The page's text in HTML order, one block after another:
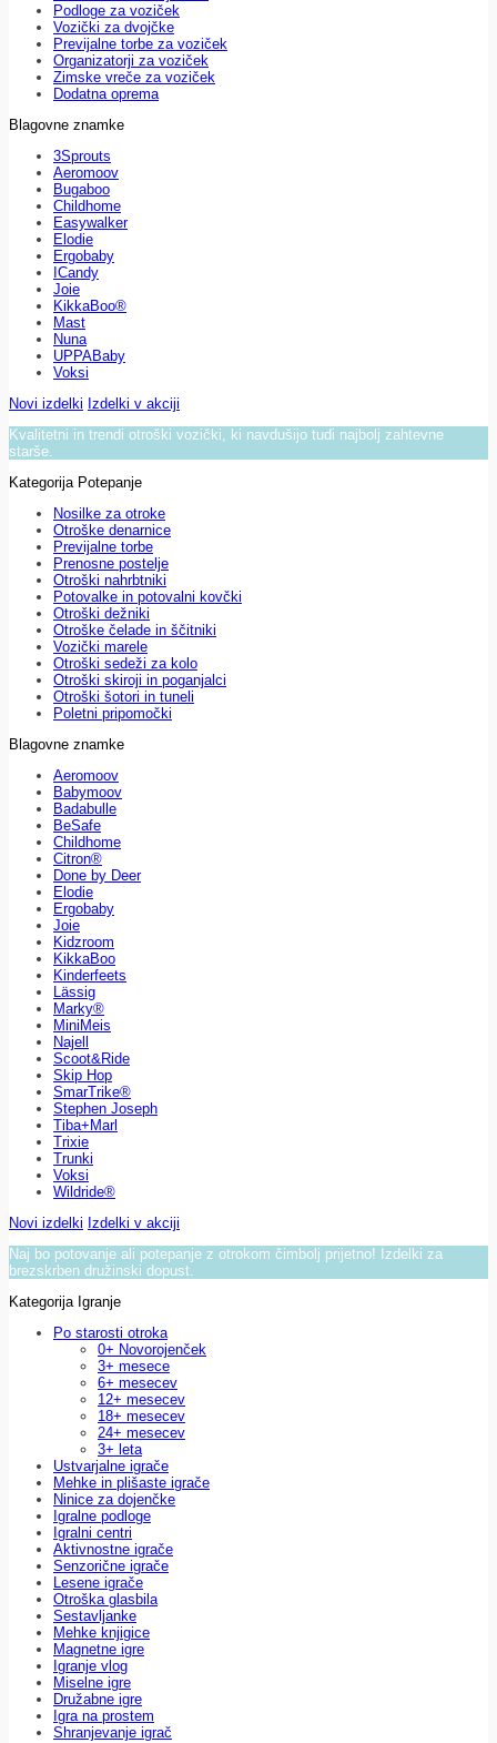
Podloge za voziček
Vozički za dvojčke
Previjalne torbe za voziček
Organizatorji za voziček
Zimske vreče za voziček
Dodatna oprema
Blagovne znamke
3Sprouts
Aeromoov
Bugaboo
Childhome
Easywalker
Elodie
Ergobaby
ICandy
Joie
KikkaBoo®
Mast
Nuna
UPPABaby
Voksi
Novi izdelki Izdelki v akciji
Kvalitetni in trendi otroški vozički, ki navdušijo tudi najbolj zahtevne
starše.
Kategorija Potepanje
Nosilke za otroke
Otroške denarnice
Previjalne torbe
Prenosne postelje
Otroški nahrbtniki
Potovalke in potovalni kovčki
Otroški dežniki
Otroške čelade in ščitniki
Vozički marele
Otroški sedeži za kolo
Otroški skiroji in poganjalci
Otroški šotori in tuneli
Poletni pripomočki
Blagovne znamke
Aeromoov
Babymoov
Badabulle
BeSafe
Childhome
Citron®
Done by Deer
Elodie
Ergobaby
Joie
Kidzroom
KikkaBoo
Kinderfeets
Lässig
Marky®
MiniMeis
Najell
Scoot&Ride
Skip Hop
SmarTrike®
Stephen Joseph
Tiba+Marl
Trixie
Trunki
Voksi
Wildride®
Novi izdelki Izdelki v akciji
Naj bo potovanje ali potepanje z otrokom čimbolj prijetno! Izdelki za
brezskrben družinski dopust.
Kategorija Igranje
Po starosti otroka
0+ Novorojenček
3+ mesece
6+ mesecev
12+ mesecev
18+ mesecev
24+ mesecev
3+ leta
Ustvarjalne igrače
Mehke in plišaste igrače
Ninice za dojenčke
Igralne podloge
Igralni centri
Aktivnostne igrače
Senzorične igrače
Lesene igrače
Otroška glasbila
Sestavljanke
Mehke knjigice
Magnetne igre
Igranje vlog
Miselne igre
Družabne igre
Igra na prostem
Shranjevanje igrač